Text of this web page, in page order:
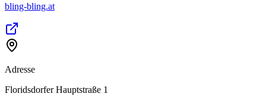
bling-bling.at
Adresse
Floridsdorfer Hauptstraße 1